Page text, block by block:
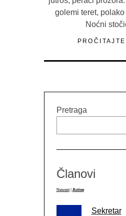
golemi teret,
Noćni
Pretraga
Članovi
Newest Active
Sekretar